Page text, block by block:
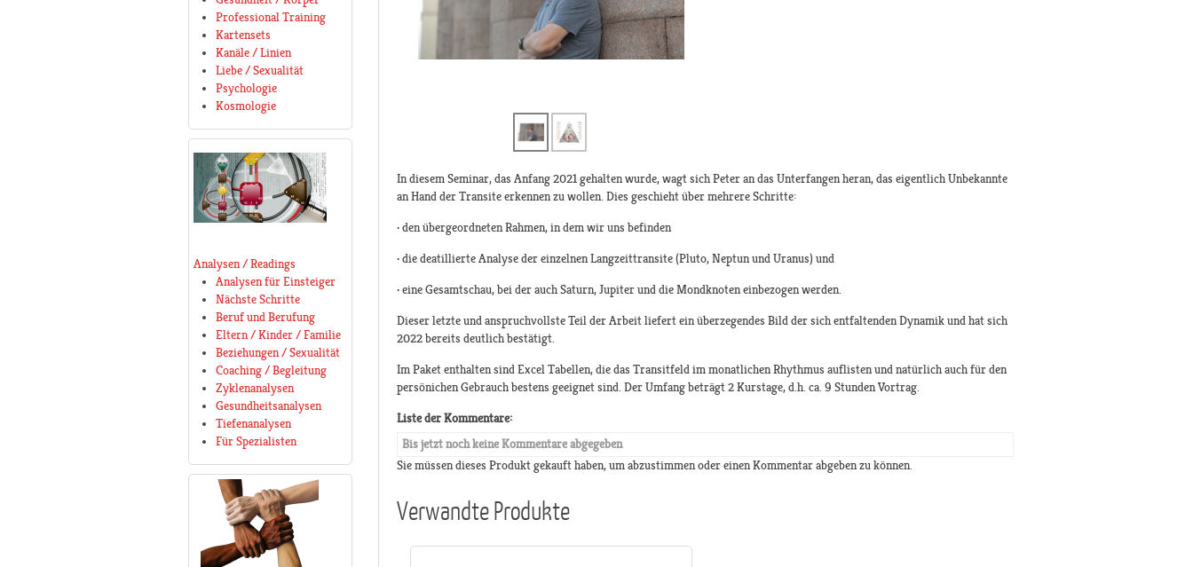
In diesem Seminar, das Anfang 2021 gehalten wurde, wagt sich Peter an das Unterfangen heran, das eigentlich Unbekannte
an Hand der Transite erkennen zu wollen. Dies geschieht über mehrere Schritte:
· den übergeordneten Rahmen, in dem wir uns befinden
· die deatillierte Analyse der einzelnen Langzeittransite (Pluto, Neptun und Uranus) und
· eine Gesamtschau, bei der auch Saturn, Jupiter und die Mondknoten einbezogen werden.
Dieser letzte und anspruchvollste Teil der Arbeit liefert ein überzegendes Bild der sich entfaltenden Dynamik und hat sich
2022 bereits deutlich bestätigt.
Im Paket enthalten sind Excel Tabellen, die das Transitfeld im monatlichen Rhythmus auflisten und natürlich auch für den
persönichen Gebrauch bestens geeignet sind. Der Umfang beträgt 2 Kurstage, d.h. ca. 9 Stunden Vortrag.
Liste der Kommentare:
Bis jetzt noch keine Kommentare abgegeben
Sie müssen dieses Produkt gekauft haben, um abzustimmen oder einen Kommentar abgeben zu können.
Verwandte Produkte
Professional Training
Kartensets
Kanäle / Linien
Liebe / Sexualität
Psychologie
Kosmologie
Analysen / Readings
Analysen für Einsteiger
Nächste Schritte
Beruf und Berufung
Eltern / Kinder / Familie
Beziehungen / Sexualität
Coaching / Begleitung
Zyklenanalysen
Gesundheitsanalysen
Tiefenanalysen
Für Spezialisten